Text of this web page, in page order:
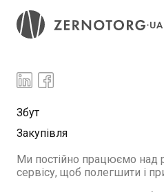
Збут
Закупівля
Ми постійно працюємо над
сервісу, щоб полегшити і